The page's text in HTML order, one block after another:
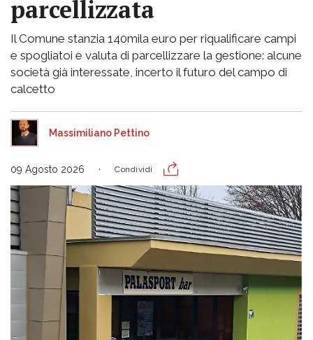
parcellizzata
Il Comune stanzia 140mila euro per riqualificare campi
e spogliatoi e valuta di parcellizzare la gestione: alcune
società già interessate, incerto il futuro del campo di
calcetto
Massimiliano Pettino
09 Agosto 2026 Condividi